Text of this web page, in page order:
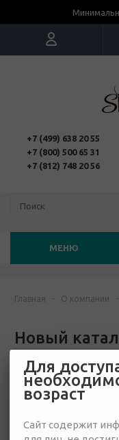
+7 (499) 638 20 55
+7 (800) 500 65 31
+7 (812) 748 20 56
МЕНЮ
Главная - О компании -
Новый
Для
возраст
Сайт содержит